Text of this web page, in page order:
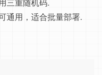
通用，适合批量部署.